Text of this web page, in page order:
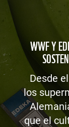
WWF Y
Desde
los
que el